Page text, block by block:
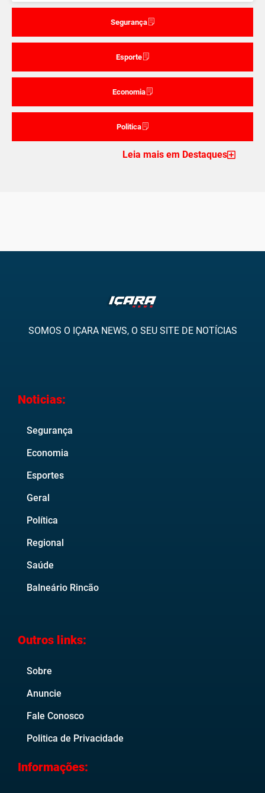
Segurança
Esporte
Economia
Politica
Leia mais em Destaques
SOMOS O IÇARA NEWS, O SEU SITE DE NOTÍCIAS
Noticias:
Segurança
Economia
Esportes
Geral
Política
Regional
Saúde
Balneário Rincão
Outros links:
Sobre
Anuncie
Fale Conosco
Politica de Privacidade
Informações: